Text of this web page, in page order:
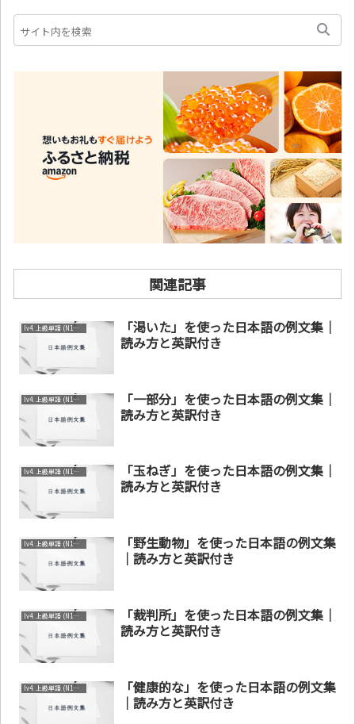
関連記事
lv4. 上級単語 (N1～N2)
「渇いた」を使った日本語の例文集｜
読み方と英訳付き
lv4. 上級単語 (N1～N2)
「一部分」を使った日本語の例文集｜
読み方と英訳付き
lv4. 上級単語 (N1～N2)
「玉ねぎ」を使った日本語の例文集｜
読み方と英訳付き
lv4. 上級単語 (N1～N2)
「野生動物」を使った日本語の例文集
｜読み方と英訳付き
lv4. 上級単語 (N1～N2)
「裁判所」を使った日本語の例文集｜
読み方と英訳付き
lv4. 上級単語 (N1～N2)
「健康的な」を使った日本語の例文集
｜読み方と英訳付き